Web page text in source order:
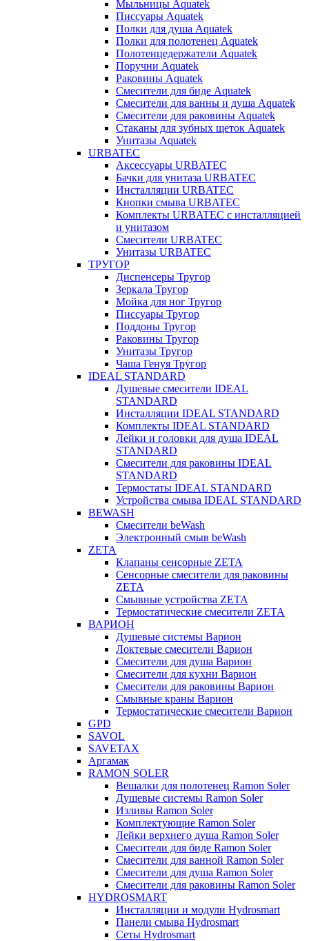
Мыльницы Aquatek
Писсуары Aquatek
Полки для душа Aquatek
Полки для полотенец Aquatek
Полотенцедержатели Aquatek
Поручни Aquatek
Раковины Aquatek
Смесители для биде Aquatek
Смесители для ванны и душа Aquatek
Смесители для раковины Aquatek
Стаканы для зубных щеток Aquatek
Унитазы Aquatek
URBATEC
Аксессуары URBATEC
Бачки для унитаза URBATEC
Инсталляции URBATEC
Кнопки смыва URBATEC
Комплекты URBATEC с инсталляцией
и унитазом
Смесители URBATEC
Унитазы URBATEC
ТРУГОР
Диспенсеры Тругор
Зеркала Тругор
Мойка для ног Тругор
Писсуары Тругор
Поддоны Тругор
Раковины Тругор
Унитазы Тругор
Чаша Генуя Тругор
IDEAL STANDARD
Душевые смесители IDEAL
STANDARD
Инсталляции IDEAL STANDARD
Комплекты IDEAL STANDARD
Лейки и головки для душа IDEAL
STANDARD
Смесители для раковины IDEAL
STANDARD
Термостаты IDEAL STANDARD
Устройства смыва IDEAL STANDARD
BEWASH
Смесители beWash
Электронный смыв beWash
ZETA
Клапаны сенсорные ZETA
Сенсорные смесители для раковины
ZETA
Смывные устройства ZETA
Термостатические смесители ZETA
ВАРИОН
Душевые системы Варион
Локтевые смесители Варион
Смесители для душа Варион
Смесители для кухни Варион
Смесители для раковины Варион
Смывные краны Варион
Термостатические смесители Варион
GPD
SAVOL
SAVETAX
Аргамак
RAMON SOLER
Вешалки для полотенец Ramon Soler
Душевые системы Ramon Soler
Изливы Ramon Soler
Комплектующие Ramon Soler
Лейки верхнего душа Ramon Soler
Смесители для биде Ramon Soler
Смесители для ванной Ramon Soler
Смесители для душа Ramon Soler
Смесители для раковины Ramon Soler
HYDROSMART
Инсталляции и модули Hydrosmart
Панели смыва Hydrosmart
Сеты Hydrosmart